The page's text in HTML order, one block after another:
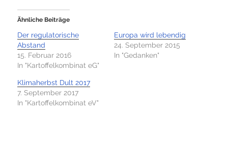
Ähnliche Beiträge
Der regulatorische
Abstand
15. Februar 2016
In "Kartoffelkombinat eG"
Europa wird lebendig
24. September 2015
In "Gedanken"
Klimaherbst Dult 2017
7. September 2017
In "Kartoffelkombinat eV"